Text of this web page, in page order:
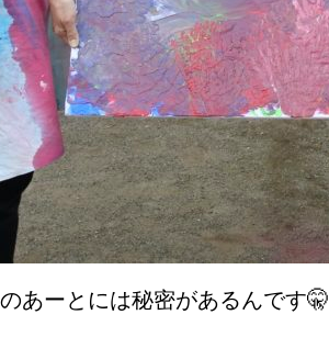
あーとには秘密があるんです🤫